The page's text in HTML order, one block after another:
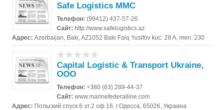
Safe Logistics MMC
Телефон:(99412) 437-57-26
Сайт:http://www.safelogistics.az
Адрес:Azerbaijan, Baki, AZ1052 Baki Faiq Yusifov kuc. 28 A, men. 230
Capital Logistic & Transport Ukraine,
ООО
Телефон:+380 (63) 289-44-37
Сайт:www.marinefederalline.com
Адрес: Польский спуск 6 эт.2 оф.16, г.Одесса, 65026, Украина